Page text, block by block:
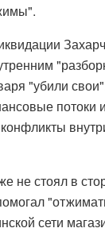
"убили
потоки
не стоял в
сети